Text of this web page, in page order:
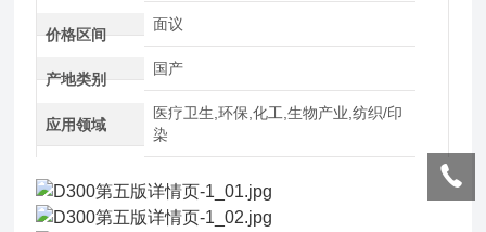
价格区间
面议
产地类别
国产
应用领域
医疗卫生,环保,化工,生物产业,纺织/印
染